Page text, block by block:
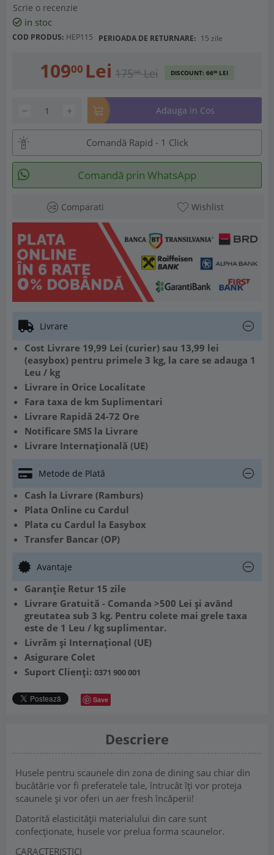
Scrie o recenzie
in stoc
COD PRODUS: HEP115 PERIOADA DE RETURNARE: 15 zile
10900 Lei 17500 Lei DISCOUNT: 6600 LEI
+
− Adauga in Cos
Comandă Rapid - 1 Click
Comandă prin WhatsApp
Comparati Wishlist
Livrare
Cost Livrare 19,99 Lei (curier) sau 13,99 lei
(easybox) pentru primele 3 kg, la care se adauga 1
Leu / kg
Livrare in Orice Localitate
Fara taxa de km Suplimentari
Livrare Rapidă 24-72 Ore
Notificare SMS la Livrare
Livrare Internațională (UE)
Metode de Plată
Cash la Livrare (Ramburs)
Plata Online cu Cardul
Plata cu Cardul la Easybox
Transfer Bancar (OP)
Avantaje
Garanție Retur 15 zile
Livrare Gratuită - Comanda >500 Lei și având
greutatea sub 3 kg. Pentru colete mai grele taxa
este de 1 Leu / kg suplimentar.
Livrăm și Internațional (UE)
Asigurare Colet
Suport Clienți: 0371 900 001
Save
Descriere
Husele pentru scaunele din zona de dining sau chiar din
bucătărie vor fi preferatele tale, întrucât îți vor proteja
scaunele și vor oferi un aer fresh încăperii!
Datorită elasticității materialului din care sunt
confecționate, husele vor prelua forma scaunelor.
CARACTERISTICI